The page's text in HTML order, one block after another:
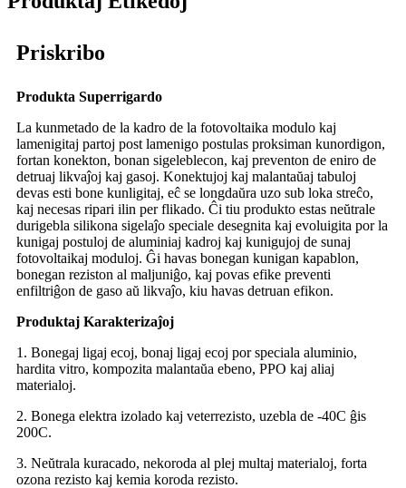
Priskribo
Produkta Superrigardo
La kunmetado de la kadro de la fotovoltaika modulo kaj
lamenigitaj partoj post lamenigo postulas proksiman kunordigon,
fortan konekton, bonan sigeleblecon, kaj preventon de eniro de
detruaj likvaĵoj kaj gasoj. Konektujoj kaj malantaŭaj tabuloj
devas esti bone kunligitaj, eĉ se longdaŭra uzo sub loka streĉo,
kaj necesas ripari ilin per flikado. Ĉi tiu produkto estas neŭtrale
durigebla silikona sigelaĵo speciale desegnita kaj evoluigita por la
kunigaj postuloj de aluminiaj kadroj kaj kunigujoj de sunaj
fotovoltaikaj moduloj. Ĝi havas bonegan kunigan kapablon,
bonegan reziston al maljuniĝo, kaj povas efike preventi
enfiltriĝon de gaso aŭ likvaĵo, kiu havas detruan efikon.
Produktaj Karakterizaĵoj
1. Bonegaj ligaj ecoj, bonaj ligaj ecoj por speciala aluminio,
hardita vitro, kompozita malantaŭa ebeno, PPO kaj aliaj
materialoj.
2. Bonega elektra izolado kaj veterrezisto, uzebla de -40C ĝis
200C.
3. Neŭtrala kuracado, nekoroda al plej multaj materialoj, forta
ozona rezisto kaj kemia koroda rezisto.